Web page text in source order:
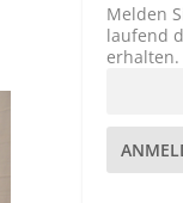
Melden
laufend
erhalten.